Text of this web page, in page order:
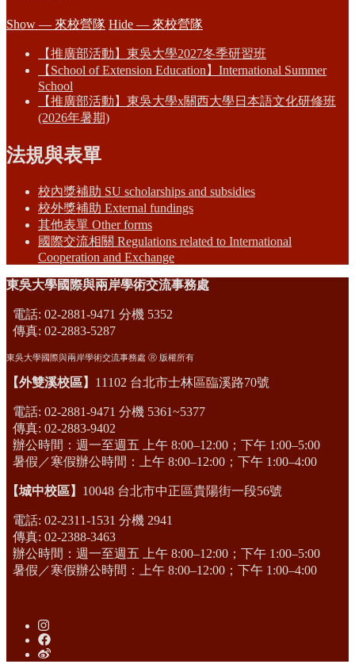
Show — 來校營隊 Hide — 來校營隊
【推廣部活動】東吳大學2027冬季研習班
【School of Extension Education】International Summer
School
【推廣部活動】東吳大學x關西大學日本語文化研修班
(2026年暑期)
法規與表單
校內獎補助 SU scholarships and subsidies
校外獎補助 External fundings
其他表單 Other forms
國際交流相關 Regulations related to International
Cooperation and Exchange
東吳大學國際與兩岸學術交流事務處
電話: 02-2881-9471 分機 5352
傳真: 02-2883-5287
東吳大學國際與兩岸學術交流事務處 Ⓡ 版權所有
【外雙溪校區】 11102 台北市士林區臨溪路70號
電話: 02-2881-9471 分機 5361~5377
傳真: 02-2883-9402
辦公時間：週一至週五 上午 8:00–12:00；下午 1:00–5:00
暑假／寒假辦公時間：上午 8:00–12:00；下午 1:00–4:00
【城中校區】 10048 台北市中正區貴陽街一段56號
電話: 02-2311-1531 分機 2941
傳真: 02-2388-3463
辦公時間：週一至週五 上午 8:00–12:00；下午 1:00–5:00
暑假／寒假辦公時間：上午 8:00–12:00；下午 1:00–4:00